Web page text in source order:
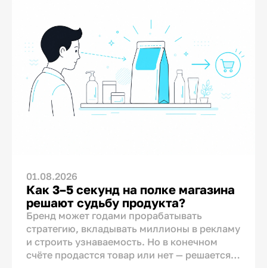
Изменение упаковки — это не рекламный
тест, который можно отключить на
следующий день, если результат не
понравился. Оно затрагивает
производство, складские запасы, имидж
бренда и логистику.
Насколько рискованным может быть этот
Исследование показало, что девять из
десяти редизайнов не привели к заметному
росту продаж. При этом новые варианты
упаковки в среднем сохраняли лишь около
47% сходства с предыдущими. Из этого
можно сделать вывод, что многие бренды
меняют упаковку сильнее, чем это
01.08.2026
Как 3–5 секунд на полке магазина
решают судьбу продукта?
Бренд может годами прорабатывать
стратегию, вкладывать миллионы в рекламу
и строить узнаваемость. Но в конечном
счёте продастся товар или нет — решается в